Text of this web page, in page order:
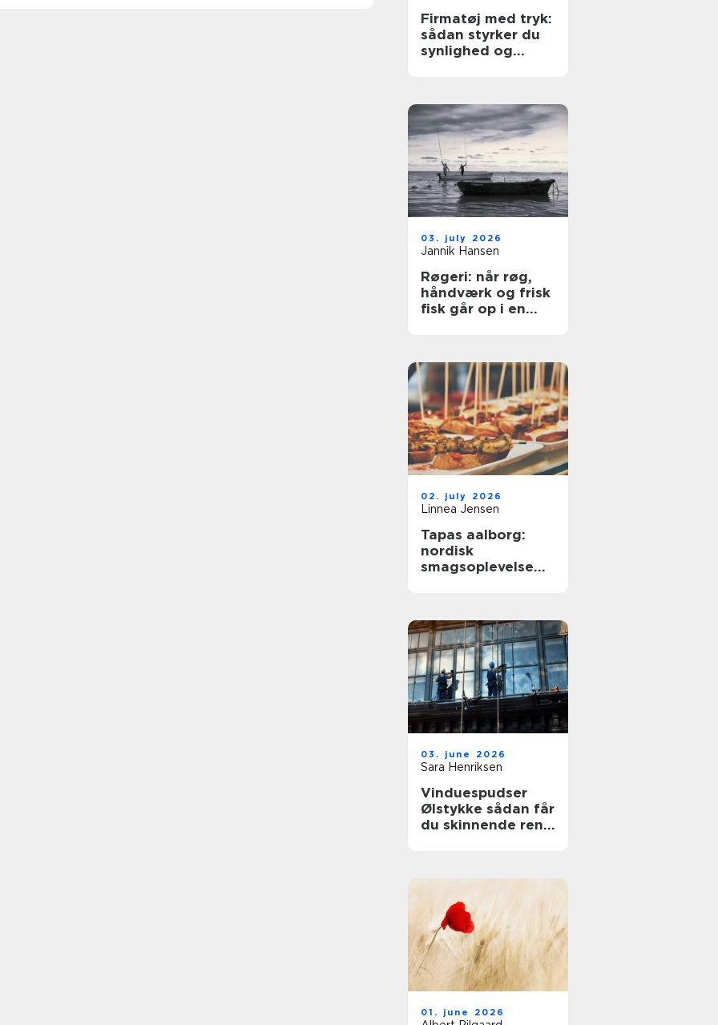
Firmatøj med tryk:
sådan styrker du
synlighed og
03. july 2026
Jannik Hansen
Røgeri: når røg,
håndværk og frisk
fisk går op i en
02. july 2026
Linnea Jensen
Tapas aalborg:
nordisk
smagsoplevelse
03. june 2026
Sara Henriksen
Vinduespudser
Ølstykke sådan får
du skinnende rene
01. june 2026